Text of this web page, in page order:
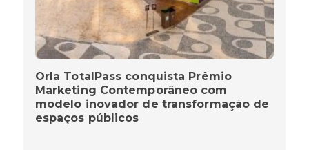
Orla TotalPass conquista Prêmio
Marketing Contemporâneo com
modelo inovador de transformação de
espaços públicos